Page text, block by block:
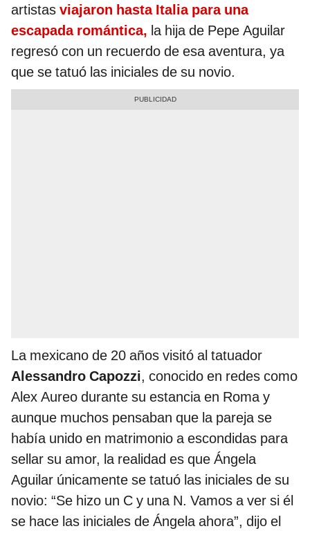
artistas viajaron hasta Italia para una
escapada romántica, la hija de Pepe Aguilar
regresó con un recuerdo de esa aventura, ya
que se tatuó las iniciales de su novio.
La mexicano de 20 años visitó al tatuador
Alessandro Capozzi, conocido en redes como
Alex Aureo durante su estancia en Roma y
aunque muchos pensaban que la pareja se
había unido en matrimonio a escondidas para
sellar su amor, la realidad es que Ángela
Aguilar únicamente se tatuó las iniciales de su
novio: “Se hizo un C y una N. Vamos a ver si él
se hace las iniciales de Ángela ahora”, dijo el